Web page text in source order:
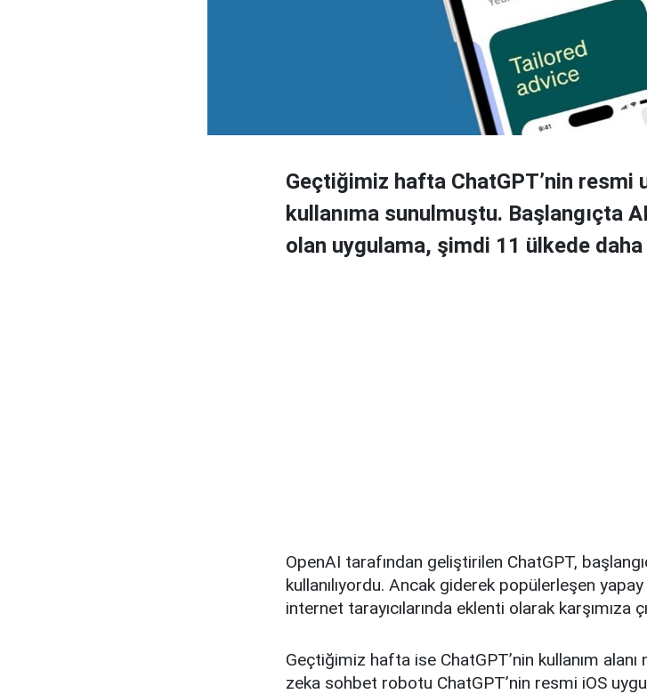
Geçtiğimiz hafta ChatGPT’nin resmi
kullanıma sunulmuştu. Başlangıçta
olan uygulama, şimdi 11 ülkede
OpenAI tarafından geliştirilen ChatGPT,
kullanılıyordu. Ancak giderek popülerleşen
internet tarayıcılarında eklenti olarak karşımıza
Geçtiğimiz hafta ise ChatGPT’nin kullanım
zeka sohbet robotu ChatGPT’nin resmi iOS